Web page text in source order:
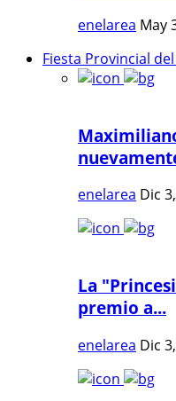
enelarea May
Fiesta Provincial
enelarea Dic
La
premio a...
enelarea Dic